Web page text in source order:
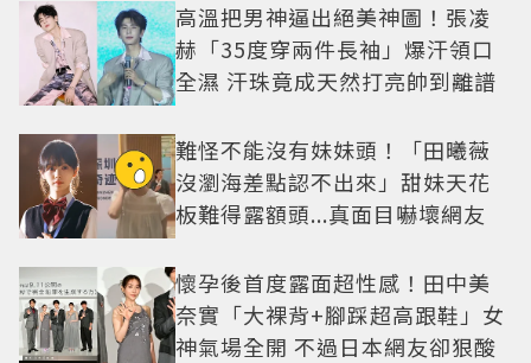
高溫把男神逼出絕美神圖！張凌
赫「35度穿兩件長袖」爆汗領口
全濕 汗珠竟成天然打亮帥到離譜
難怪不能沒有妹妹頭！「田曦薇
沒瀏海差點認不出來」甜妹天花
板難得露額頭...真面目嚇壞網友
懷孕後首度露面超性感！田中美
奈實「大裸背+腳踩超高跟鞋」女
神氣場全開 不過日本網友卻狠酸